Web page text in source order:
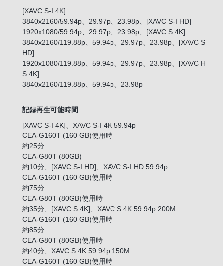
[XAVC S-I 4K]
3840x2160/59.94p、29.97p、23.98p、[XAVC S-I HD]
1920x1080/59.94p、29.97p、23.98p、[XAVC S 4K]
3840x2160/119.88p、59.94p、29.97p、23.98p、[XAVC S
HD]
1920x1080/119.88p、59.94p、29.97p、23.98p、[XAVC H
S 4K]
3840x2160/119.88p、59.94p、23.98p
記録再生可能時間
[XAVC S-I 4K]、XAVC S-I 4K 59.94p
CEA-G160T (160 GB)使用時
約25分
CEA-G80T (80GB)
約10分、[XAVC S-I HD]、XAVC S-I HD 59.94p
CEA-G160T (160 GB)使用時
約75分
CEA-G80T (80GB)使用時
約35分、[XAVC S 4K]、XAVC S 4K 59.94p 200M
CEA-G160T (160 GB)使用時
約85分
CEA-G80T (80GB)使用時
約40分、XAVC S 4K 59.94p 150M
CEA-G160T (160 GB)使用時